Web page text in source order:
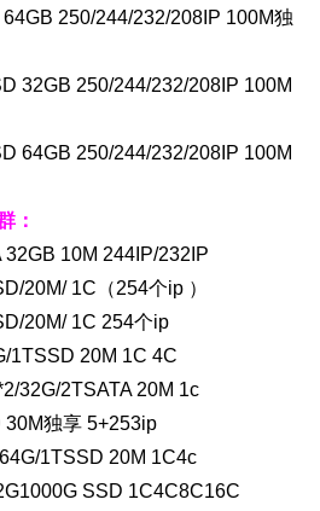
250/244/232/208IP 100M独
32GB 250/244/232/208IP 100M
64GB 250/244/232/208IP 100M
：
10M 244IP/232IP
20M/ 1C（254个ip ）
20M/ 1C 254个ip
1TSSD 20M 1C 4C
32G/2TSATA 20M 1c
30M独享 5+253ip
1TSSD 20M 1C4c
SSD 1C4C8C16C